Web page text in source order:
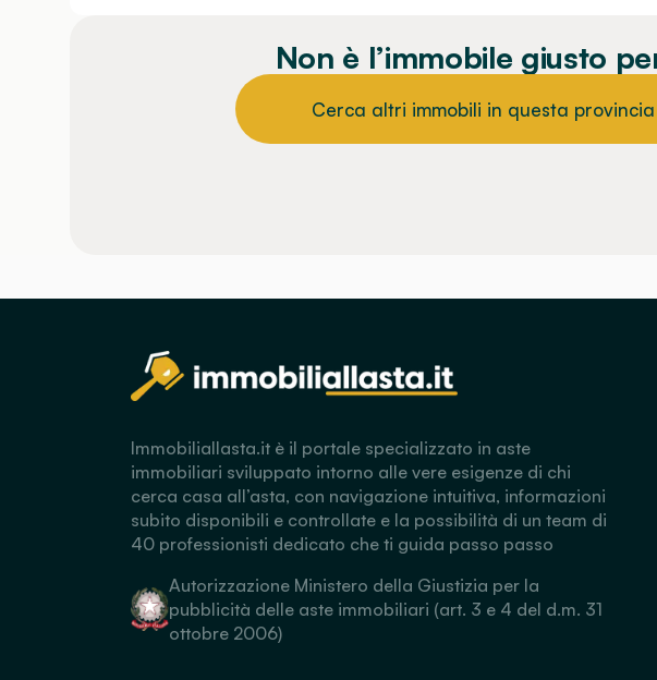
Non è l’immobile giusto
Cerca altri immobili in questa provincia
Immobiliallasta.it è il portale specializzato in aste
immobiliari sviluppato intorno alle vere esigenze di chi
cerca casa all’asta, con navigazione intuitiva, informazioni
subito disponibili e controllate e la possibilità di un team di
40 professionisti dedicato che ti guida passo passo
Autorizzazione Ministero della Giustizia per la
pubblicità delle aste immobiliari (art. 3 e 4 del d.m. 31
ottobre 2006)